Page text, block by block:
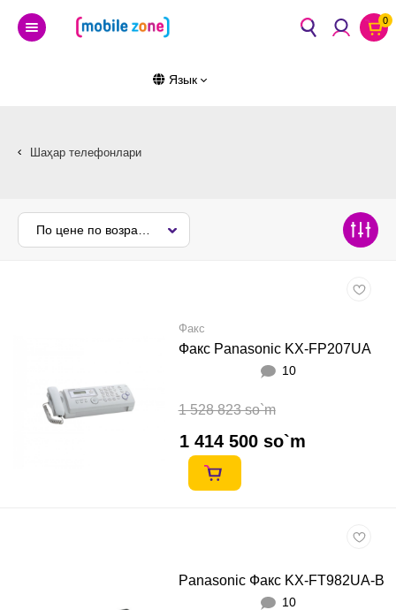
0
Язык
Шаҳар телефонлари
Факс
Факс Panasonic KX-FP207UA
10
1 528 823 so`m
1 414 500 so`m
Panasonic Факс KX-FT982UА-B
10